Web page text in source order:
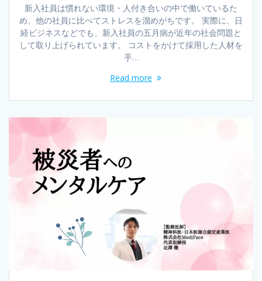
新入社員は慣れない環境・人付き合いの中で働いているた
め、他の社員に比べてストレスを溜めがちです。 実際に、日
経ビジネスなどでも、新入社員の五月病が近年の社会問題と
して取り上げられています。 コストをかけて採用した人材を
手…
Read more